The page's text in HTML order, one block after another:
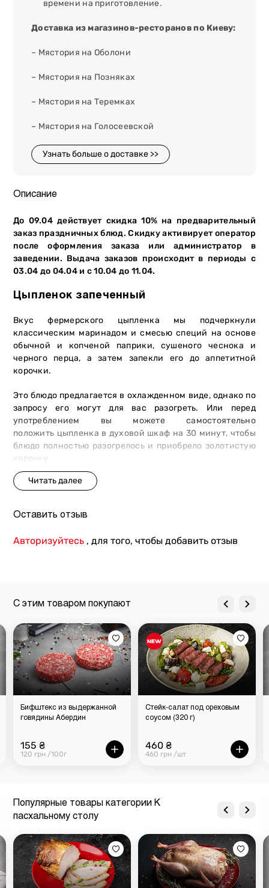
времени на приготовление.
Доставка из магазинов-ресторанов по Киеву:
– Мястория на Оболони
– Мястория на Позняках
– Мястория на Теремках
– Мястория на Голосеевской
Узнать больше о доставке >>
Описание
До 09.04 действует скидка 10% на предварительный
заказ праздничных блюд. Скидку активирует оператор
после оформления заказа или администратор в
заведении. Выдача заказов происходит в периоды с
03.04 до 04.04 и с 10.04 до 11.04.
Цыпленок запеченный
Вкус фермерского цыпленка мы подчеркнули
классическим маринадом и смесью специй на основе
обычной и копченой паприки, сушеного чеснока и
черного перца, а затем запекли его до аппетитной
корочки.
Это блюдо предлагается в охлажденном виде, однако по
запросу его могут для вас разогреть. Или перед
употреблением вы можете самостоятельно
положить цыпленка в духовой шкаф на 30 минут, чтобы
блюдо полностью разогрелось и приобрело золотистую
корочку.
Вес:450 г.
Оставить отзыв
Авторизуйтесь , для того, чтобы добавить отзыв
С этим товаром покупают
Бифштекс из выдержанной
говядины Абердин
155 ₴
120 грн /100г
Стейк-салат под ореховым
соусом (320 г)
460 ₴
460 грн /шт
Популярные товары категории К
пасхальному столу